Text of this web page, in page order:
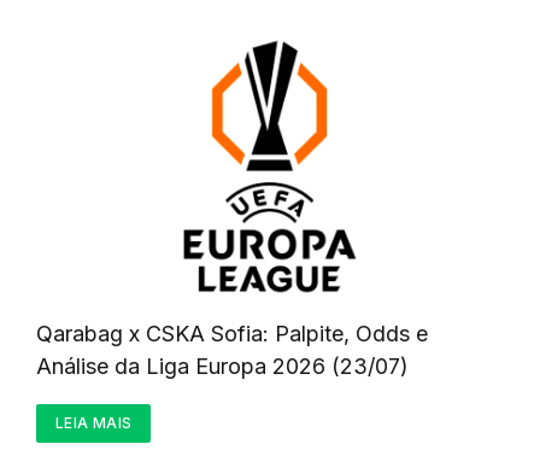
Qarabag x CSKA Sofia: Palpite, Odds e
Análise da Liga Europa 2026 (23/07)
LEIA MAIS